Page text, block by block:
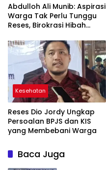
Abdulloh Ali Munib: Aspirasi
Warga Tak Perlu Tunggu
Reses, Birokrasi Hibah
Kesehatan
Reses Dio Jordy Ungkap
Persoalan BPJS dan KIS
yang Membebani Warga
Baca Juga